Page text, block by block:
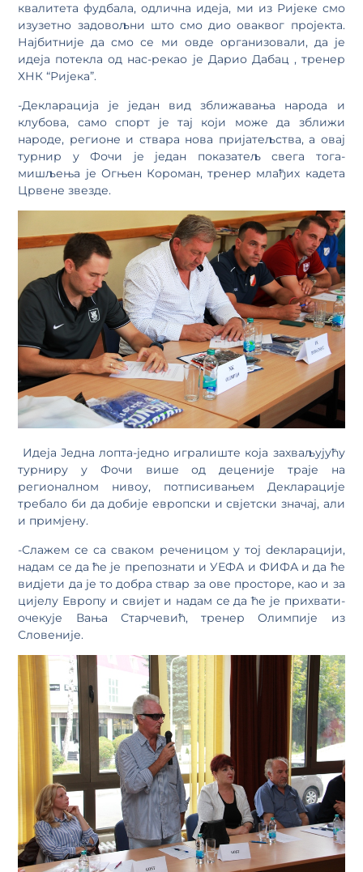
квалитета фудбала, одлична идеја, ми из Ријеке смо
изузетно задовољни што смо дио оваквог пројекта.
Најбитније да смо се ми овде организовали, да је
идеја потекла од нас-рекао је Дарио Дабац , тренер
ХНК “Ријека”.
-Декларација је један вид зближавања народа и
клубова, само спорт је тај који може да зближи
народе, регионе и ствара нова пријатељства, а овај
турнир у Фочи је један показатељ свега тога-
мишљења је Огњен Короман, тренер млађих кадета
Црвене звезде.
Идеја Једна лопта-једно игралиште која захваљујућу
турниру у Фочи више од деценије траје на
регионалном нивоу, потписивањем Декларације
требало би да добије европски и свјетски значај, али
и примјену.
-Слажем се са сваком реченицом у тој dекларацији,
надам се да ће је препознати и УЕФА и ФИФА и да ће
видјети да је то добра ствар за ове просторе, као и за
цијелу Европу и свијет и надам се да ће је прихвати-
очекује Вања Старчевић, тренер Олимпије из
Словеније.